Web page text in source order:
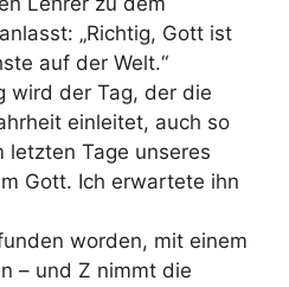
„Richtig, Gott ist
auf der Welt.“
wird der Tag, der die
einleitet, auch so
letzten Tage unseres
Gott. Ich erwartete ihn
worden, mit einem
– und Z nimmt die